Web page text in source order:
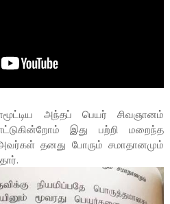
அந்தப் பெயர் சிவஞானம்
இது பற்றி மறைந்த
தனது போரும் சமாதானமும்